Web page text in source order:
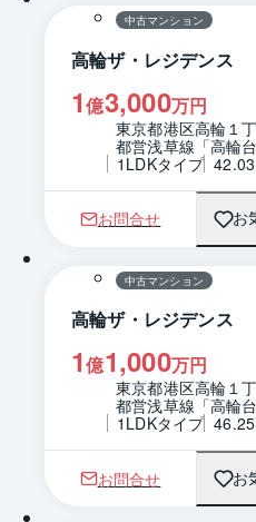
中古マンション
高輪ザ・レジデンス
1億3,000万円
東京都港区高輪１
都営浅草線「高輪
1LDKタイプ
お問合せ お
中古マンション
高輪ザ・レジデンス
1億1,000万円
東京都港区高輪１
都営浅草線「高輪
1LDKタイプ
お問合せ お